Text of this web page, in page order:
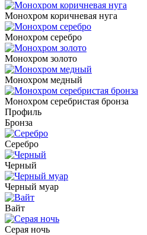
Монохром коричневая нуга
Монохром серебро
Монохром золото
Монохром медный
Монохром серебристая бронза
Профиль
Бронза
Серебро
Черный
Черный муар
Вайт
Серая ночь